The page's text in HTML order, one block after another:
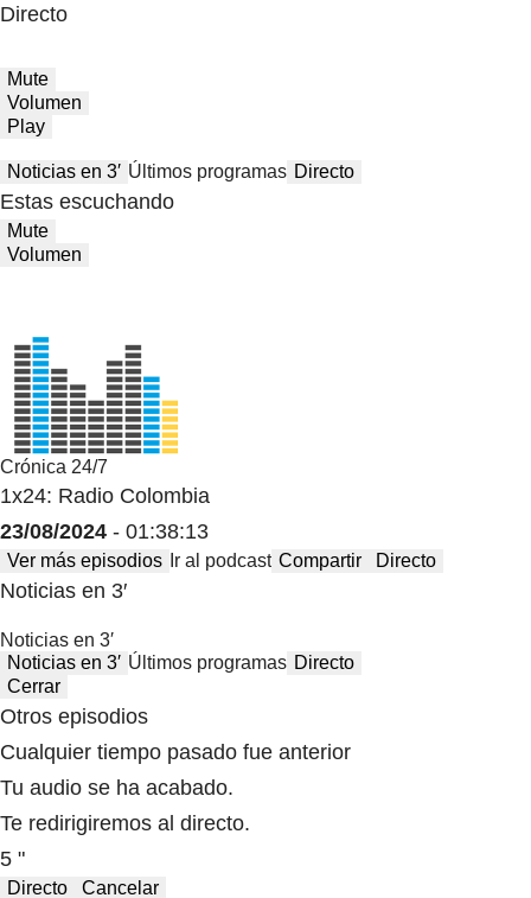
Directo
Mute
Volumen
Play
Noticias en 3′ Últimos programas Directo
Estas escuchando
Mute
Volumen
Crónica 24/7
1x24: Radio Colombia
23/08/2024 - 01:38:13
Ver más episodios Ir al podcast Compartir Directo
Noticias en 3′
Noticias en 3′
Noticias en 3′ Últimos programas Directo
Cerrar
Otros episodios
Cualquier tiempo pasado fue anterior
Tu audio se ha acabado.
Te redirigiremos al directo.
5 "
Directo Cancelar